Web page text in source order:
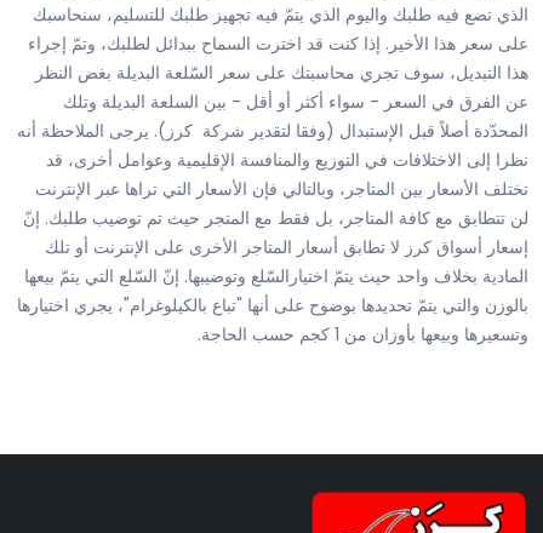
الذي تضع فيه طلبك واليوم الذي يتمّ فيه تجهيز طلبك للتسليم، سنحاسبك
على سعر هذا الأخير. إذا كنت قد اخترت السماح ببدائل لطلبك، وتمّ إجراء
هذا التبديل، سوف تجري محاسبتك على سعر السّلعة البديلة بغض النظر
عن الفرق في السعر - سواء أكثر أو أقل - بين السلعة البديلة وتلك
المحدّدة أصلاً قبل الإستبدال (وفقا لتقدير شركة كرز). يرجى الملاحظة أنه
نظرا إلى الاختلافات في التوزيع والمنافسة الإقليمية وعوامل أخرى، قد
تختلف الأسعار بين المتاجر، وبالتالي فإن الأسعار التي تراها عبر الإنترنت
لن تتطابق مع كافة المتاجر، بل فقط مع المتجر حيث تم توضيب طلبك. إنّ
إسعار أسواق كرز لا تطابق أسعار المتاجر الأخرى على الإنترنت أو تلك
المادية بخلاف واحد حيث يتمّ اختيارالسّلع وتوضيبها. إنّ السّلع التي يتمّ بيعها
بالوزن والتي يتمّ تحديدها بوضوح على أنها "تباع بالكيلوغرام"، يجري اختيارها
وتسعيرها وبيعها بأوزان من 1 كجم حسب الحاجة.